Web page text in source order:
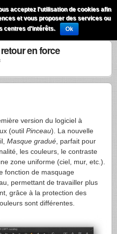
Menu
en force
version du logiciel à
(outil Pinceau). La nouvelle
Masque gradué , parfait pour
les couleurs, le contraste
zone uniforme (ciel, mur, etc.).
fonction de masquage
permettant de travailler plus
grâce à la protection des
sont différentes.
acceptez l'utilisation de cookies afin
et vous proposer des services ou
centres d'intérêts.
Ok